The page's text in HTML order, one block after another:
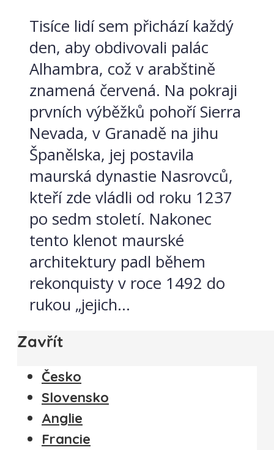
Tisíce lidí sem přichází každý
den, aby obdivovali palác
Alhambra, což v arabštině
znamená červená. Na pokraji
prvních výběžků pohoří Sierra
Nevada, v Granadě na jihu
Španělska, jej postavila
maurská dynastie Nasrovců,
kteří zde vládli od roku 1237
po sedm století. Nakonec
tento klenot maurské
architektury padl během
rekonquisty v roce 1492 do
rukou „jejich...
Zavřít
Česko
Slovensko
Anglie
Francie